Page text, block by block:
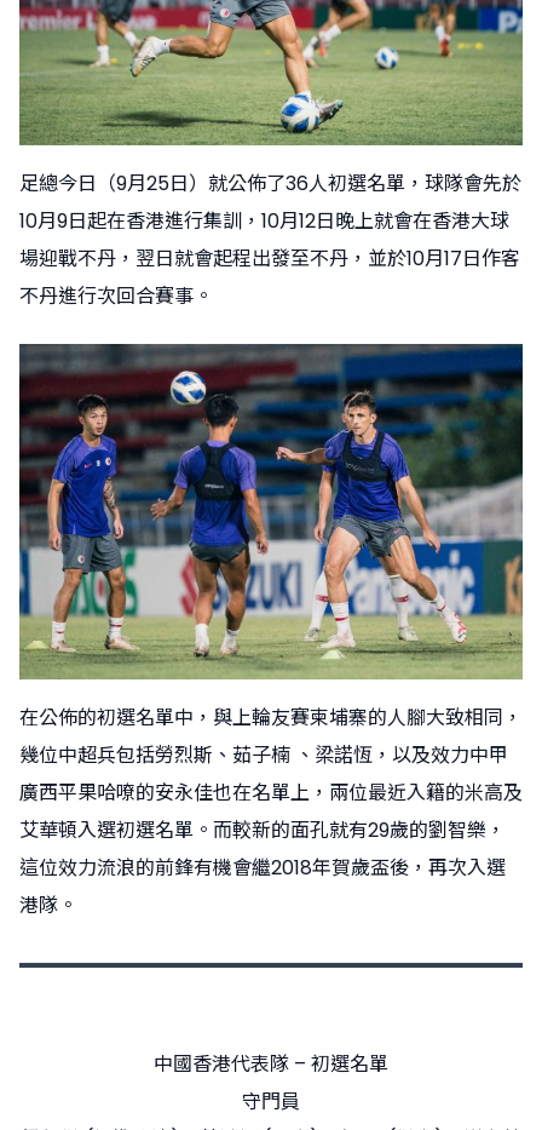
足總今日（9月25日）就公佈了36人初選名單，球隊會先於
10月9日起在香港進行集訓，10月12日晚上就會在香港大球
場迎戰不丹，翌日就會起程出發至不丹，並於10月17日作客
不丹進行次回合賽事。
在公佈的初選名單中，與上輪友賽柬埔寨的人腳大致相同，
幾位中超兵包括勞烈斯、茹子楠 、梁諾恆，以及效力中甲
廣西平果哈嘹的安永佳也在名單上，兩位最近入籍的米高及
艾華頓入選初選名單。而較新的面孔就有29歲的劉智樂，
這位效力流浪的前鋒有機會繼2018年賀歲盃後，再次入選
港隊。
中國香港代表隊 – 初選名單
守門員